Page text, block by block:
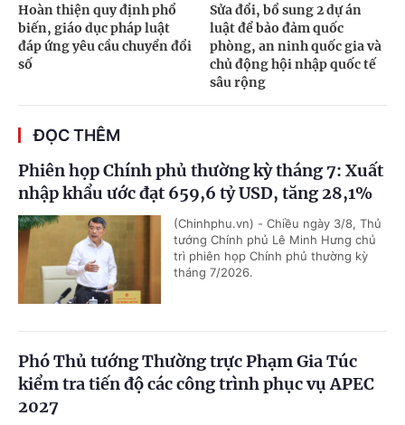
Hoàn thiện quy định phổ
biến, giáo dục pháp luật
đáp ứng yêu cầu chuyển đổi
số
Sửa đổi, bổ sung 2 dự án
luật để bảo đảm quốc
phòng, an ninh quốc gia và
chủ động hội nhập quốc tế
sâu rộng
ĐỌC THÊM
Phiên họp Chính phủ thường kỳ tháng 7: Xuất
nhập khẩu ước đạt 659,6 tỷ USD, tăng 28,1%
(Chinhphu.vn) - Chiều ngày 3/8, Thủ
tướng Chính phủ Lê Minh Hưng chủ
trì phiên họp Chính phủ thường kỳ
tháng 7/2026.
Phó Thủ tướng Thường trực Phạm Gia Túc
kiểm tra tiến độ các công trình phục vụ APEC
2027